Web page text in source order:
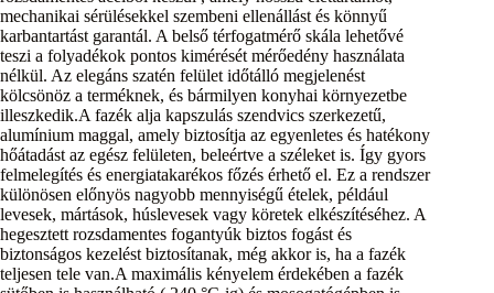
mechanikai sérülésekkel szembeni ellenállást és könnyű
karbantartást garantál. A belső térfogatmérő skála lehetővé
teszi a folyadékok pontos kimérését mérőedény használata
nélkül. Az elegáns szatén felület időtálló megjelenést
kölcsönöz a terméknek, és bármilyen konyhai környezetbe
illeszkedik.A fazék alja kapszulás szendvics szerkezetű,
alumínium maggal, amely biztosítja az egyenletes és hatékony
hőátadást az egész felületen, beleértve a széleket is. Így gyors
felmelegítés és energiatakarékos főzés érhető el. Ez a rendszer
különösen előnyös nagyobb mennyiségű ételek, például
levesek, mártások, húslevesek vagy köretek elkészítéséhez. A
hegesztett rozsdamentes fogantyúk biztos fogást és
biztonságos kezelést biztosítanak, még akkor is, ha a fazék
teljesen tele van.A maximális kényelem érdekében a fazék